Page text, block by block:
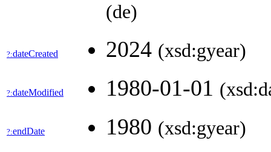
(de)
?:dateCreated 2024 (xsd:gyear)
?:dateModified 1980-01-01
?:endDate 1980 (xsd:gyear)